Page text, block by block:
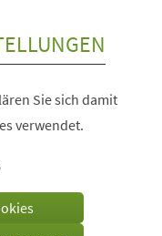
Sie sich damit
verwendet.